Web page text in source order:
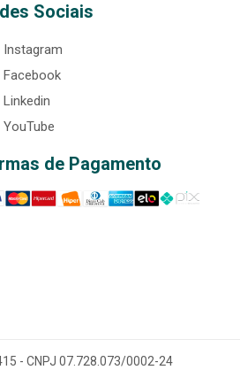
Sociais
Instagram
Facebook
Linkedin
YouTube
de Pagamento
- CNPJ 07.728.073/0002-24